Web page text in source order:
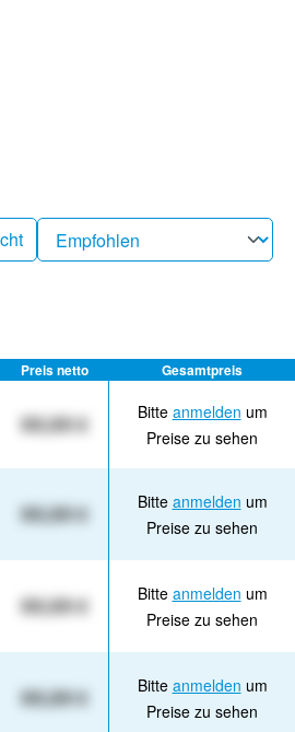
Preis netto Gesamtpreis
XX,XX € Bitte anmelden um
Preise zu sehen
XX,XX € Bitte anmelden um
Preise zu sehen
XX,XX € Bitte anmelden um
Preise zu sehen
XX,XX € Bitte anmelden um
Preise zu sehen